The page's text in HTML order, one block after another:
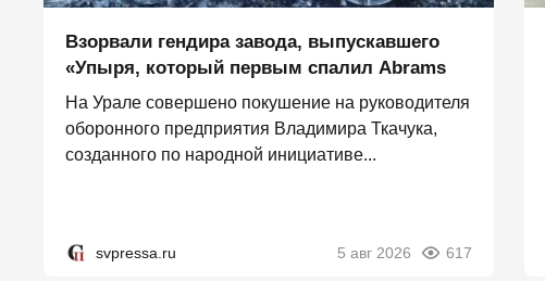
Взорвали гендира завода, выпускавшего
«Упыря, который первым спалил Abrams
На Урале совершено покушение на руководителя
оборонного предприятия Владимира Ткачука,
созданного по народной инициативе...
svpressa.ru 5 авг 2026 617